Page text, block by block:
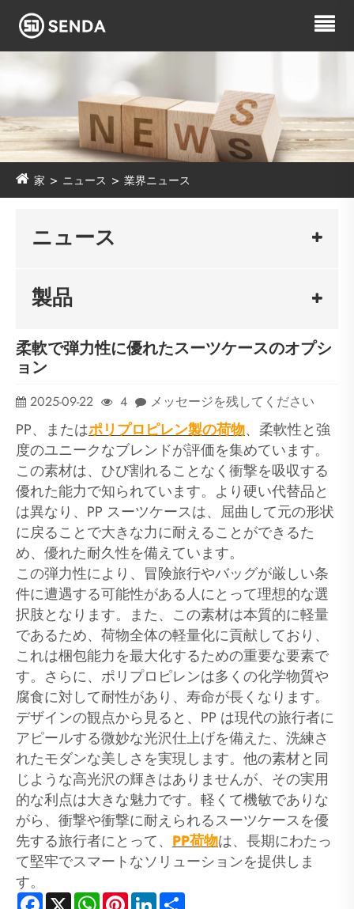
家 ニュース 業界ニュース
ニュース
製品
柔軟で弾力性に優れたスーツケースのオプシ
ョン
2025-09-22 4 メッセージを残してください
PP、またはポリプロピレン製の荷物、柔軟性と強
度のユニークなブレンドが評価を集めています。
この素材は、ひび割れることなく衝撃を吸収する
優れた能力で知られています。より硬い代替品と
は異なり、PP スーツケースは、屈曲して元の形状
に戻ることで大きな力に耐えることができるた
め、優れた耐久性を備えています。
この弾力性により、冒険旅行やバッグが厳しい条
件に遭遇する可能性がある人にとって理想的な選
択肢となります。また、この素材は本質的に軽量
であるため、荷物全体の軽量化に貢献しており、
これは梱包能力を最大化するための重要な要素で
す。さらに、ポリプロピレンは多くの化学物質や
腐食に対して耐性があり、寿命が長くなります。
デザインの観点から見ると、PP は現代の旅行者に
アピールする微妙な光沢仕上げを備えた、洗練さ
れたモダンな美しさを実現します。他の素材と同
じような高光沢の輝きはありませんが、その実用
的な利点は大きな魅力です。軽くて機敏でありな
がら、衝撃や衝撃に耐えられるスーツケースを優
先する旅行者にとって、 PP荷物は、長期にわたっ
て堅牢でスマートなソリューションを提供しま
す。
Facebook
X WhatsApp
PinterestLinkedIn